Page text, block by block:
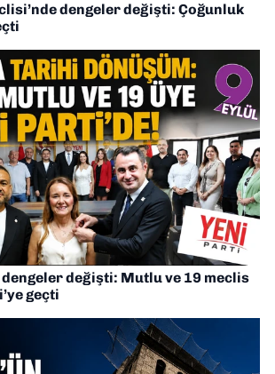
dengeler değişti: Çoğunluk
dengeler değişti: Mutlu ve 19 meclis
geçti